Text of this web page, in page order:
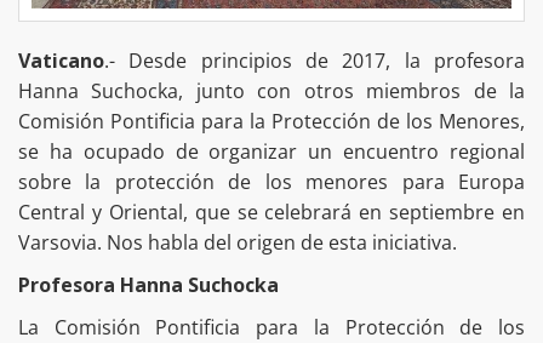
Vaticano.- Desde principios de 2017, la profesora
Hanna Suchocka, junto con otros miembros de la
Comisión Pontificia para la Protección de los Menores,
se ha ocupado de organizar un encuentro regional
sobre la protección de los menores para Europa
Central y Oriental, que se celebrará en septiembre en
Varsovia. Nos habla del origen de esta iniciativa.
Profesora Hanna Suchocka
La Comisión Pontificia para la Protección de los